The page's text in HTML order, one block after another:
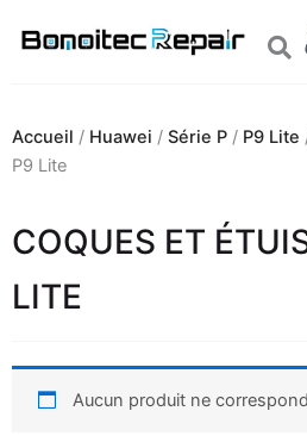
Accueil / Huawei / Série P / P9 Lite
P9 Lite
COQUES ET
LITE
Aucun produit ne